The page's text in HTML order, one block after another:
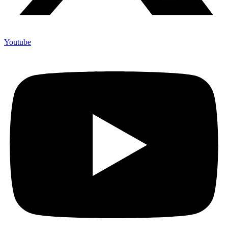
Youtube